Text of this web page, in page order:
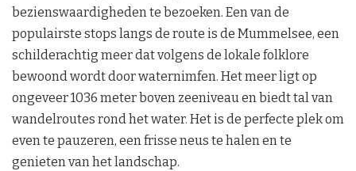
bezienswaardigheden te bezoeken. Een van de
populairste stops langs de route is de Mummelsee, een
schilderachtig meer dat volgens de lokale folklore
bewoond wordt door waternimfen. Het meer ligt op
ongeveer 1036 meter boven zeeniveau en biedt tal van
wandelroutes rond het water. Het is de perfecte plek om
even te pauzeren, een frisse neus te halen en te
genieten van het landschap.